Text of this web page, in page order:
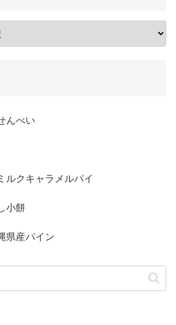
んべい
ルクキャラメルパイ
小餅
県産パイン